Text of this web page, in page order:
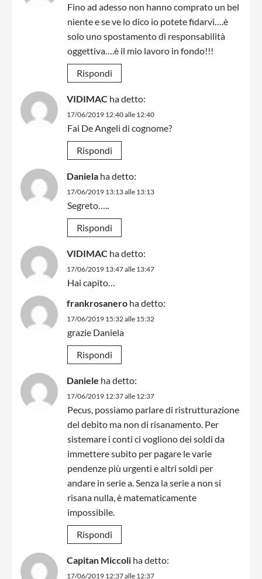
Fino ad adesso non hanno comprato un bel
niente e se ve lo dico io potete fidarvi….è
solo uno spostamento di responsabilità
oggettiva….è il mio lavoro in fondo!!!
Rispondi
VIDIMAC ha detto:
17/06/2019 12:40 alle 12:40
Fai De Angeli di cognome?
Rispondi
Daniela ha detto:
17/06/2019 13:13 alle 13:13
Segreto…..
Rispondi
VIDIMAC ha detto:
17/06/2019 13:47 alle 13:47
Hai capito…
frankrosanero ha detto:
17/06/2019 15:32 alle 15:32
grazie Daniela
Rispondi
Daniele ha detto:
17/06/2019 12:37 alle 12:37
Pecus, possiamo parlare di ristrutturazione
del debito ma non di risanamento. Per
sistemare i conti ci vogliono dei soldi da
immettere subito per pagare le varie
pendenze più urgenti e altri soldi per
andare in serie a. Senza la serie a non si
risana nulla, è matematicamente
impossibile.
Rispondi
Capitan Miccoli ha detto:
17/06/2019 12:37 alle 12:37